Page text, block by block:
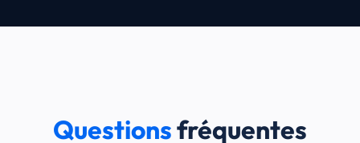
Questionsfréquentes